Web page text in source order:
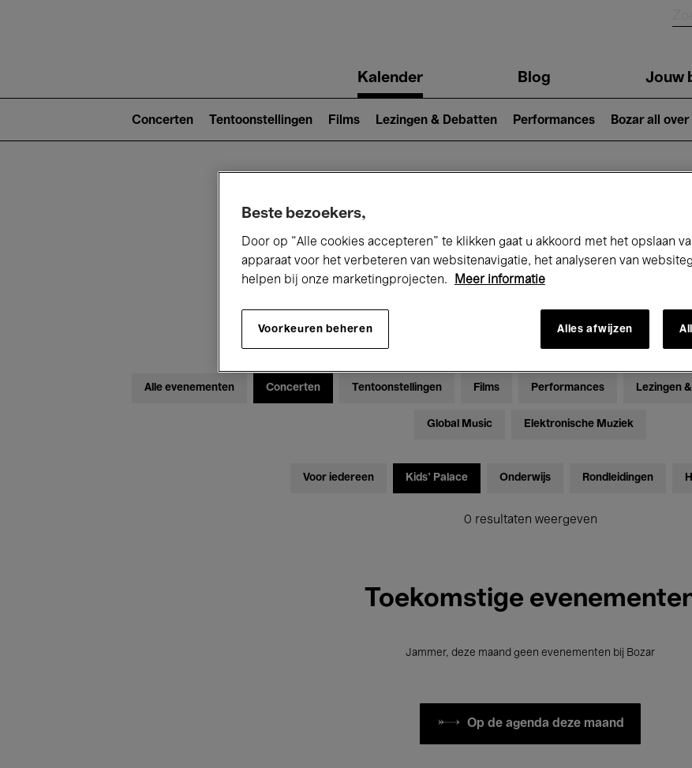
navigationKalender Blog Jouw
2)
Concerten Tentoonstellingen Films Lezingen & Debatten Performances Bozar all
Alle evenementen Concerten Tentoonstellingen Films Performances Lezingen
Global Music Elektronische Muziek
Voor iedereen Kids’ Palace Onderwijs Rondleidingen
0 resultaten weergeven
Toekomstige
Jammer, deze maand geen evenementen bij Bozar
Op de agenda deze maand
Beste bezoekers,
Door op “Alle cookies accepteren” te klikken gaat u akkoord met het opslaan
apparaat voor het verbeteren van websitenavigatie, het analyseren van
helpen bij onze marketingprojecten.
Meer informatie
Voorkeuren beheren Alles afwijzen